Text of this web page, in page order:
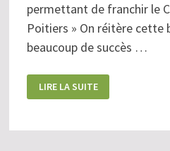
permettant de franchir le
Poitiers » On réitère cette
beaucoup de succès …
22
MARS
LIRE LA SUITE